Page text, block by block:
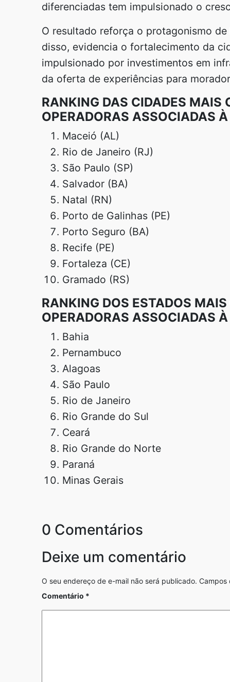
diferenciadas tem impulsionado o
O resultado reforça o protagonismo
disso, evidencia o fortalecimento da
impulsionado por investimentos em
da oferta de experiências para
RANKING DAS CIDADES MAIS
OPERADORAS ASSOCIADAS
Maceió (AL)
Rio de Janeiro (RJ)
São Paulo (SP)
Salvador (BA)
Natal (RN)
Porto de Galinhas (PE)
Porto Seguro (BA)
Recife (PE)
Fortaleza (CE)
Gramado (RS)
RANKING DOS ESTADOS
OPERADORAS ASSOCIADAS
Bahia
Pernambuco
Alagoas
São Paulo
Rio de Janeiro
Rio Grande do Sul
Ceará
Rio Grande do Norte
Paraná
Minas Gerais
0 Comentários
Deixe um comentário
O seu endereço de e-mail não será publicado. Campos
Comentário *